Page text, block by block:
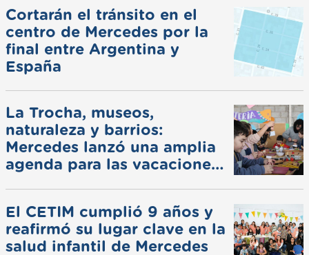
Cortarán el tránsito en el
centro de Mercedes por la
final entre Argentina y
España
La Trocha, museos,
naturaleza y barrios:
Mercedes lanzó una amplia
agenda para las vacaciones
El CETIM cumplió 9 años y
reafirmó su lugar clave en la
salud infantil de Mercedes